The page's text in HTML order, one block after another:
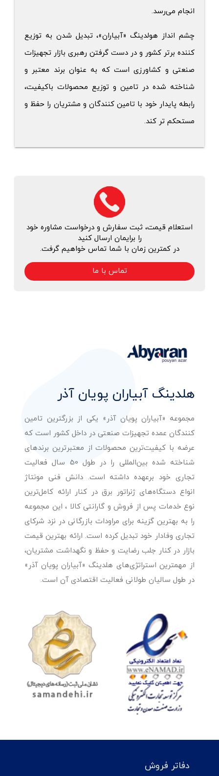
انجام ‌می‌رسد.
چشم انداز هولدینگ «آبیاران»، تبدیل شدن به توزیع
کننده برتر کشور و در دست گرفتن رهبری بازار تجهیزات
صنعتی و کشاورزی است که به عنوان برند معتبر و
شناخته شده در تامین و توزیع محصولات باکیفیت،
رابطه پایدار خود با تامین کنندگان و مشتریان را حفظ و
مستحکم تر کند.
استعلام قیمت، ثبت سفارش و درخواست مشاوره خود
را برایمان ارسال کنید
در کمترین زمان با شما تماس خواهیم گرفت.
تماس با ما
هلدینگ آبیاران پویان آذر
مجموعه «آبیاران پویان آذر» یکی از بزرگترین تامین
کنندگان عمده تجهیزات صنعتی در داخل کشور است که
عرضه با کیفیت‌ترین محصولات از معتبرترین برندهای
شناخته شده بین‌المللی را در طول 50 سال فعالیت
تجاری خود برعهده داشته است. دانش فنی مونتاژ
انواع دستگاه‌های ژنراتور برق در کنار ارائه کامل‌ترین
نوع خدمات پس از فروش و گارانتی کالا ، این مجموعه
را به بهترین گزینه برای مراودات بازرگانی در نزد شرکای
تجاری وفادار خود تبدیل کرده است. ارائه بهترین قیمت
بازار در کنار جلب رضایت و حفظ و نگهداشت مشتریان،
از مهمترین استراتژی‌های هلدینگ «آبیاران پویان آذر»
در طول سالیان طولانی فعالیت اقتصادی آن است.
دفاتر فروش